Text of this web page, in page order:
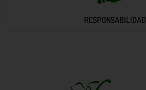
RESPONSABILIDAD